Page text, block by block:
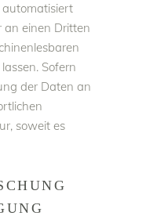
automatisiert
an einen Dritten
Sofern
der Daten an
soweit es